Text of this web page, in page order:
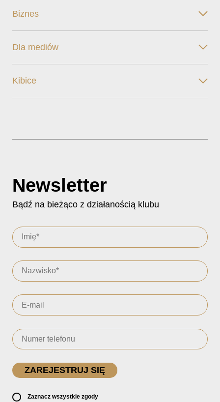
Biznes
Dla mediów
Kibice
Newsletter
Bądź na bieżąco z działanością klubu
Zaznacz wszystkie zgody